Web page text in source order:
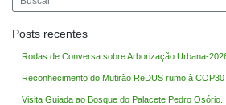
Posts recentes
Rodas de Conversa sobre Arborização Urbana-
Reconhecimento do Mutirão ReDUS rumo à COP30
Visita Guiada ao Bosque do Palacete Pedro Osório.